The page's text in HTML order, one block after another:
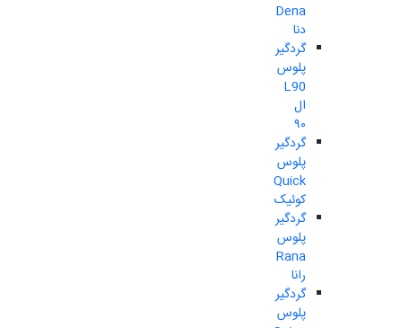
Dena
دنا
گردگیر
پلوس
L90
ال
۹۰
گردگیر
پلوس
Quick
کوئیک
گردگیر
پلوس
Rana
رانا
گردگیر
پلوس